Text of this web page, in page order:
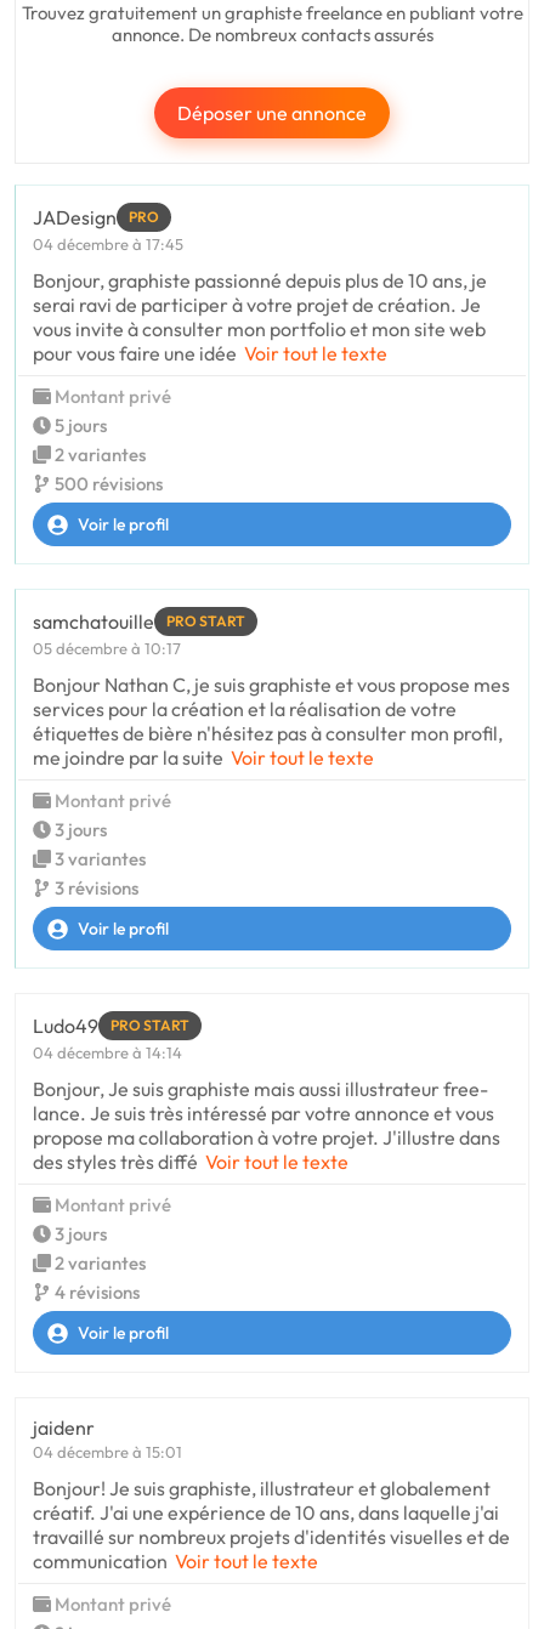
Trouvez gratuitement un graphiste freelance en publiant votre
annonce. De nombreux contacts assurés
Déposer une annonce
JADesign PRO
04 décembre à 17:45
Bonjour, graphiste passionné depuis plus de 10 ans, je
serai ravi de participer à votre projet de création. Je
vous invite à consulter mon portfolio et mon site web
pour vous faire une idée Voir tout le texte
Montant privé
5 jours
2 variantes
500 révisions
Voir le profil
samchatouille PRO START
05 décembre à 10:17
Bonjour Nathan C, je suis graphiste et vous propose mes
services pour la création et la réalisation de votre
étiquettes de bière n'hésitez pas à consulter mon profil,
me joindre par la suite Voir tout le texte
Montant privé
3 jours
3 variantes
3 révisions
Voir le profil
Ludo49 PRO START
04 décembre à 14:14
Bonjour, Je suis graphiste mais aussi illustrateur free-
lance. Je suis très intéressé par votre annonce et vous
propose ma collaboration à votre projet. J'illustre dans
des styles très diffé Voir tout le texte
Montant privé
3 jours
2 variantes
4 révisions
Voir le profil
jaidenr
04 décembre à 15:01
Bonjour! Je suis graphiste, illustrateur et globalement
créatif. J'ai une expérience de 10 ans, dans laquelle j'ai
travaillé sur nombreux projets d'identités visuelles et de
communication Voir tout le texte
Montant privé